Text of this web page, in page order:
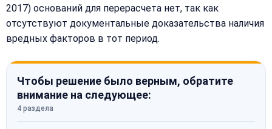
2017) оснований для перерасчета нет, так как
отсутствуют документальные доказательства наличия
вредных факторов в тот период.
Чтобы решение было верным, обратите
внимание на следующее:
4 раздела